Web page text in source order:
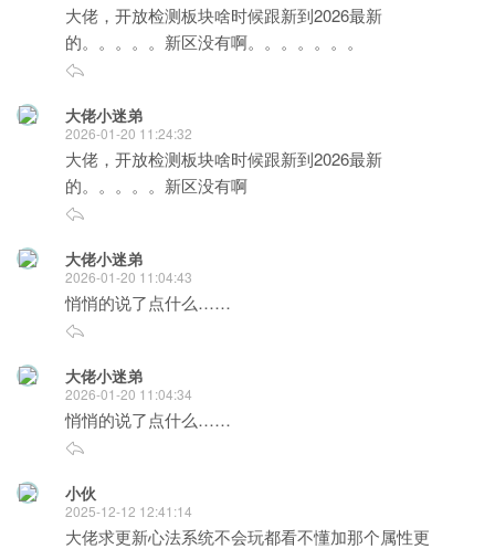
大佬，开放检测板块啥时候跟新到2026最新
的。。。。。新区没有啊。。。。。。。
大佬小迷弟
2026-01-20 11:24:32
大佬，开放检测板块啥时候跟新到2026最新
的。。。。。新区没有啊
大佬小迷弟
2026-01-20 11:04:43
悄悄的说了点什么……
大佬小迷弟
2026-01-20 11:04:34
悄悄的说了点什么……
小伙
2025-12-12 12:41:14
大佬求更新心法系统不会玩都看不懂加那个属性更